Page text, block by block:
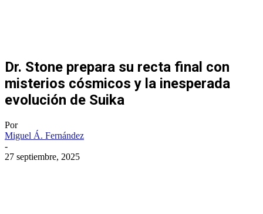
Dr. Stone prepara su recta final con
misterios cósmicos y la inesperada
evolución de Suika
Por
Miguel Á. Fernández
-
27 septiembre, 2025